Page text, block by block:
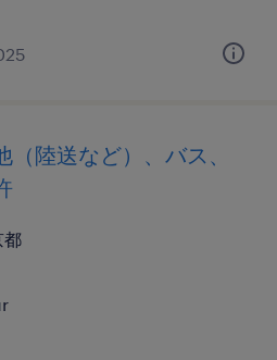
陸送など）、バス、
都